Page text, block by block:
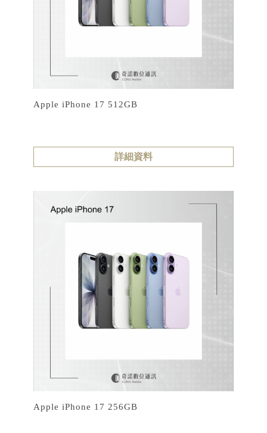
Apple iPhone 17 512GB
詳細資料
Apple iPhone 17 256GB